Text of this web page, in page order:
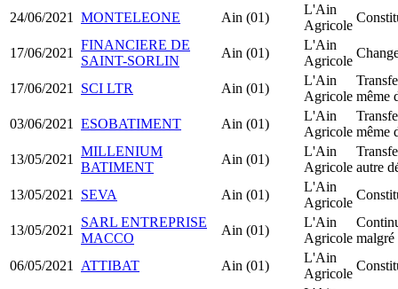
24/06/2021 MONTELEONE Ain (01)
L'Ain
Agricole
17/06/2021
FINANCIERE DE
SAINT-SORLIN
Ain (01)
L'Ain
Agricole
17/06/2021 SCI LTR Ain (01)
L'Ain
Agricole même
03/06/2021
ESOBATIMENT Ain (01)
L'Ain
Agricole même
13/05/2021
MILLENIUM
BATIMENT
Ain (01)
L'Ain
Agricole autre
13/05/2021
SEVA Ain (01)
L'Ain
Agricole
13/05/2021
SARL ENTREPRISE
MACCO
Ain (01)
L'Ain
Agricole malgré
06/05/2021
ATTIBAT Ain (01)
L'Ain
Agricole